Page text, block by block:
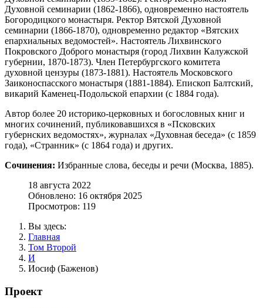
Духовной семинарии (1862-1866), одновременно настоятель
Богородицкого монастыря. Ректор Вятской Духовной
семинарии (1866-1870), одновременно редактор «Вятских
епархиальных ведомостей». Настоятель Лихвинского
Покровского Доброго монастыря (город Лихвин Калужской
губернии, 1870-1873). Член Петербургского комитета
духовной цензуры (1873-1881). Настоятель Московского
Заиконоспасского монастыря (1881-1884). Епископ Балтский,
викарий Каменец-Подольской епархии (с 1884 года).
Автор более 20 историко-церковных и богословных книг и
многих сочинений, публиковавшихся в «Псковских
губернских ведомостях», журналах «Духовная беседа» (с 1859
года), «Странник» (с 1864 года) и других.
Сочинения: Избранные слова, беседы и речи (Москва, 1885).
18 августа 2022
Обновлено: 16 октября 2025
Просмотров: 119
Вы здесь:
Главная
Том Второй
И
Иосиф (Баженов)
Проект